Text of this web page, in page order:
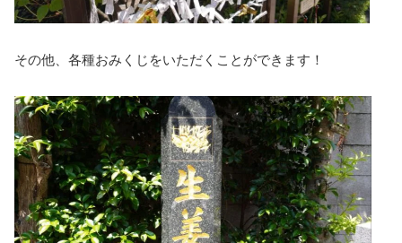
その他、各種おみくじをいただくことができます！